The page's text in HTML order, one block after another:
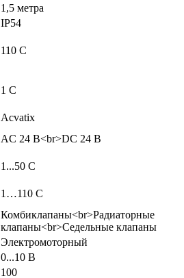
1,5 метра
IP54
110 C
1 C
Acvatix
AC 24 В<br>DC 24 В
1...50 C
1…110 C
Комбиклапаны<br>Радиаторные
клапаны<br>Седельные клапаны
Электромоторный
0...10 В
100